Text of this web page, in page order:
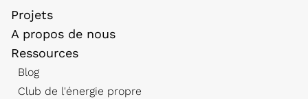
Projets
A propos de nous
Ressources
Blog
Club de l'énergie propre